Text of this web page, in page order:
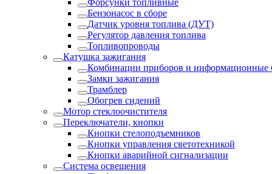
Форсунки топливные
Бензонасос в сборе
Датчик уровня топлива (ДУТ)
Регулятор давления топлива
Топливопроводы
Катушка зажигания
Комбинации приборов и информационные
Замки зажигания
Трамблер
Обогрев сидений
Мотор стеклоочистителя
Переключатели, кнопки
Кнопки стелоподъемников
Кнопки управления светотехникой
Кнопки аварийной сигнализации
Система освещения